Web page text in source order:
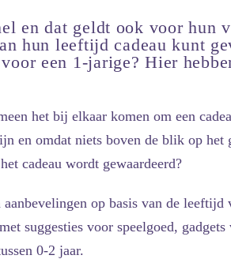
en dat geldt ook voor hun
hun leeftijd cadeau kunt
een 1-jarige? Hier
het bij elkaar komen om een
en omdat niets boven de blik op het
cadeau wordt gewaardeerd?
op basis van de leeftijd
suggesties voor speelgoed,
0-2 jaar.